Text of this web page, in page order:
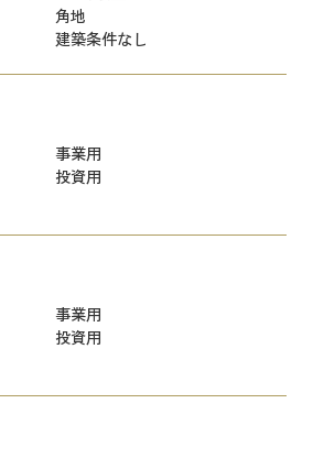
角地
建築条件なし
事業用
投資用
事業用
投資用